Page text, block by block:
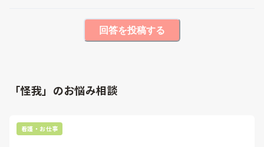
回答を投稿する
「怪我」のお悩み相談
看護・お仕事